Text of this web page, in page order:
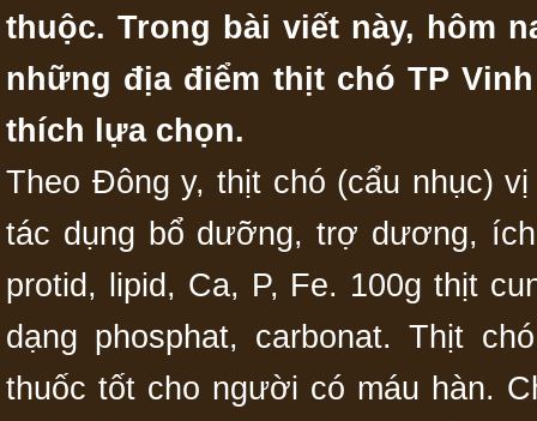
thuộc. Trong bài viết này, hôm
những địa điểm thịt chó TP
thích lựa chọn.
Theo Đông y, thịt chó (cẩu nhục)
tác dụng bổ dưỡng, trợ dương,
protid, lipid, Ca, P, Fe. 100g thịt
dạng phosphat, carbonat. Thịt
thuốc tốt cho người có máu hàn.